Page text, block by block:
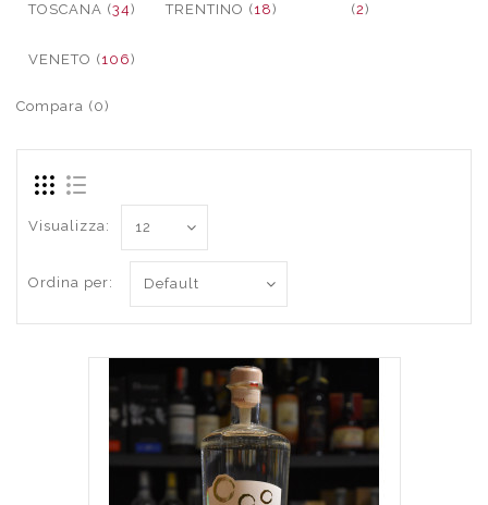
TOSCANA (34) TRENTINO (18)
(2)
VENETO (106)
Compara (0)
Visualizza:
Ordina per: